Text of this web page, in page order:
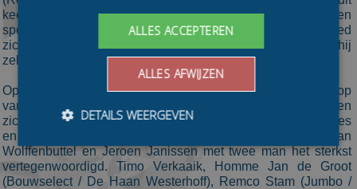
keer niet in het groen maar net als zijn ploeggenoten in een
speciaal oranje pak voor het goede doel Villa Joep, reed
zichzelf gewoon vast in het kapotgereden ijs. Daarin was hij
zeker niet de enige.
Op dat moment zat Hekman al op bijna 2 minuten van de kop
van de wedstrijd waar een ronde eerder een groep van negen
zich gevormd had. Reggeborgh was hier met Ronald Haasjes
en Casper de Gier net als OKAY / Interfarms met Stefan
Wolffenbuttel en Jeroen Janissen met twee man het sterkst
vertegenwoordigd. Timo Verkaaik, Homme Jan de Groot
(Bouwselect / De Haan Westerhoff), Remco Stam (Jumbo /
ALLES ACCEPTEREN
ALLES AFWIJZEN
DETAILS WEERGEVEN
Bezoekersgegevens Gerichte advertenties